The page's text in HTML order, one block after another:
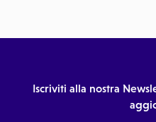
Iscriviti alla nostra